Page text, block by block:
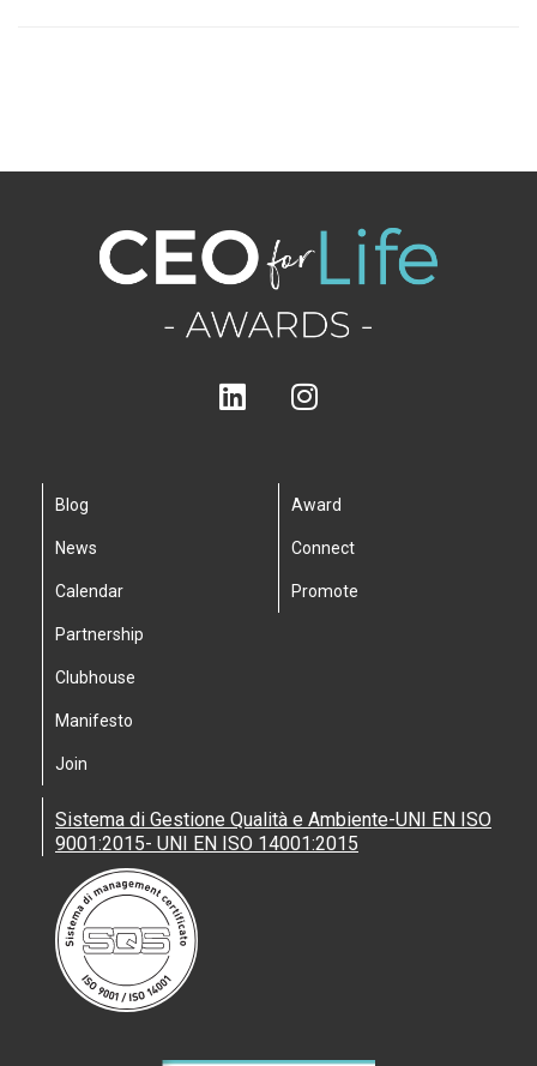
Blog
News
Calendar
Partnership
Clubhouse
Manifesto
Join
Award
Connect
Promote
Sistema di Gestione Qualità e Ambiente-UNI EN ISO
9001:2015- UNI EN ISO 14001:2015